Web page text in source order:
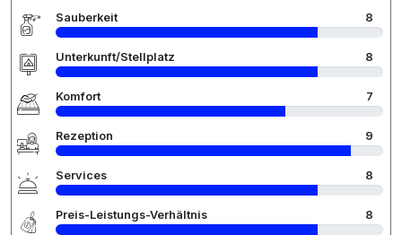
Sauberkeit 8
Unterkunft/Stellplatz 8
Komfort 7
Rezeption 9
Services 8
Preis-Leistungs-Verhältnis 8